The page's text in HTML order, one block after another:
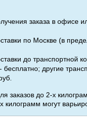
заказа в офисе
по Москве (в
до транспортной
другие
заказов до 2-х
килограмм могут